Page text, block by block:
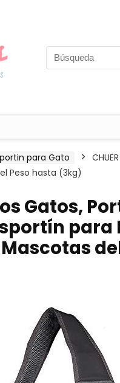
para Gato
Peso hasta (3kg)
Gatos,